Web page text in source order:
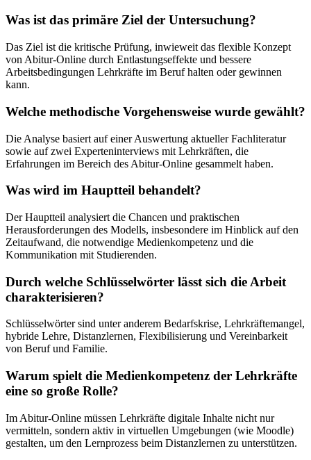
Was ist das primäre Ziel der Untersuchung?
Das Ziel ist die kritische Prüfung, inwieweit das flexible Konzept
von Abitur-Online durch Entlastungseffekte und bessere
Arbeitsbedingungen Lehrkräfte im Beruf halten oder gewinnen
kann.
Welche methodische Vorgehensweise wurde gewählt?
Die Analyse basiert auf einer Auswertung aktueller Fachliteratur
sowie auf zwei Experteninterviews mit Lehrkräften, die
Erfahrungen im Bereich des Abitur-Online gesammelt haben.
Was wird im Hauptteil behandelt?
Der Hauptteil analysiert die Chancen und praktischen
Herausforderungen des Modells, insbesondere im Hinblick auf den
Zeitaufwand, die notwendige Medienkompetenz und die
Kommunikation mit Studierenden.
Durch welche Schlüsselwörter lässt sich die Arbeit
charakterisieren?
Schlüsselwörter sind unter anderem Bedarfskrise, Lehrkräftemangel,
hybride Lehre, Distanzlernen, Flexibilisierung und Vereinbarkeit
von Beruf und Familie.
Warum spielt die Medienkompetenz der Lehrkräfte
eine so große Rolle?
Im Abitur-Online müssen Lehrkräfte digitale Inhalte nicht nur
vermitteln, sondern aktiv in virtuellen Umgebungen (wie Moodle)
gestalten, um den Lernprozess beim Distanzlernen zu unterstützen.